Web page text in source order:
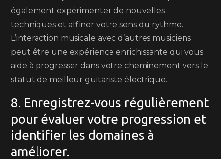
également expérimenter de nouvelles
techniques et affiner votre sens du rythme.
L’interaction musicale avec d’autres musiciens
peut être une expérience enrichissante qui vous
aide à progresser dans votre cheminement vers le
statut de meilleur guitariste électrique.
8. Enregistrez-vous régulièrement
pour évaluer votre progression et
identifier les domaines à
améliorer.